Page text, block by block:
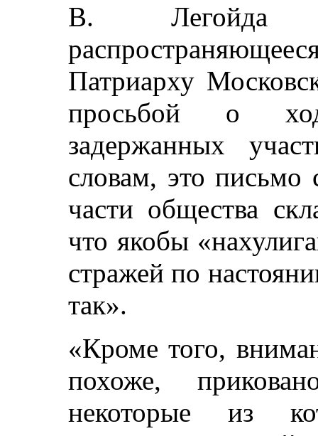
В. Легойда
Патриарху
просьбой о
задержанных
словам, это письмо
части общества
что якобы
стражей по
так».
«Кроме того,
похоже,
некоторые из